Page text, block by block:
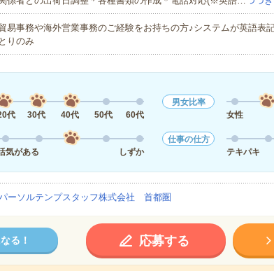
易事務や海外営業事務のご経験をお持ちの方♪システムが英語表
とりのみ
代
30代 40代 50代 60代
男女比率
女性
気がある
しずか
仕事の仕方
テキパキ
ーソルテンプスタッフ株式会社 首都圏
る！ 応募する